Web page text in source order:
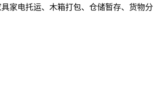
家电托运、木箱打包、仓储暂存、货物分